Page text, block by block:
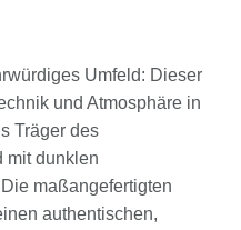
Umfeld: Dieser
und Atmosphäre in
Träger des
mit dunklen
maßangefertigten
authentischen,